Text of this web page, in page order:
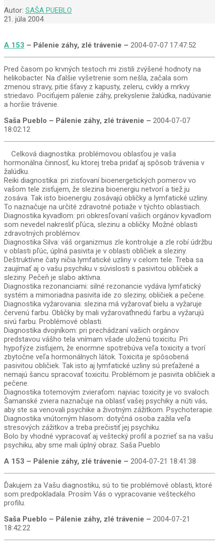
Autor: SAŠA PUEBLO
21. júla 2004
A 153 – Pálenie záhy, zlé trávenie – 2004-07-07 17:47:52
Pred časom po krvných testoch mi zistili zvýšené hodnoty na
helikobacter. Na ďalšie vyšetrenie som nešla, začala som
zmenou stravy, pitie šťavy z kapusty, zeleru, cvikly a mrkvy
striedavo. Pociťujem pálenie záhy, prekyslenie žalúdka, nadúvanie
a horšie trávenie.
Saša Pueblo – Pálenie záhy, zlé trávenie – 2004-07-07
18:02:12
Celková diagnostika: problémovou oblasťou je vaša
hormonálna činnosť, ku ktorej treba pridať aj spôsob trávenia v
žalúdku.
Reiki diagnostika: pri zisťovaní bioenergetických pomerov vo
vašom tele zisťujem, že slezina bioenergiu netvorí a tiež ju
zosáva. Tak isto bioenergiu zosávajú obličky a lymfatické uzliny.
To naznačuje na určité zdravotné potiaže v týchto oblastiach.
Diagnostika kyvadlom: pri obkresľovaní vašich orgánov kyvadlom
som nevedel nakresliť pľúca, slezinu a obličky. Možné oblasti
zdravotných problémov.
Diagnostika Silva: váš organizmus zle kontroluje a zle robí údržbu
v oblasti pľúc, úplná pasivita je v oblasti obličiek a sleziny.
Deštruktívne čaty ničia lymfatické uzliny v celom tele. Treba sa
zaujímať aj o vašu psychiku v súvislosti s pasivitou obličiek a
sleziny. Pečeň je slabo aktívna.
Diagnostika rezonanciami: silné rezonancie vydáva lymfatický
systém a mimoriadna pasivita ide zo sleziny, obličiek a pečene.
Diagnostika vyžarovania: slezina má vyžarovať bielu a vyžaruje
červenú farbu. Obličky by mali vyžarovaťhnedú farbu a vyžarujú
sivú farbu. Problémové oblasti.
Diagnostika dvojníkom: pri prechádzaní vašich orgánov
predstavou vášho tela vnímam všade uloženú toxicitu. Pri
hypofýze zisťujem, že enormne spotrebúva veľa toxicity a tvorí
zbytočne veľa hormonálnych látok. Toxicita je spôsobená
pasivitou obličiek. Tak isto aj lymfatické uzliny sú preťažené a
nemajú šancu spracovať toxicitu. Problémom je pasivita obličiek a
pečene.
Diagnostika totemovým zvieraťom: najviac toxicity je vo svaloch.
Šamanské zviera naznačuje na oblasť vašej psychiky a núti vás,
aby ste sa venovali psychike a životným zážitkom. Psychoterapie.
Diagnostika vnútorným hlasom: dotyčná osoba zažila veľa
stresových zážitkov a treba prečistiť jej psychiku.
Bolo by vhodné vypracovať aj veštecký profil a pozrieť sa na vašu
psychiku, aby sme mali úplný obraz. Saša Pueblo
A 153 – Pálenie záhy, zlé trávenie – 2004-07-21 18:41:38
Ďakujem za Vašu diagnostiku, sú to tie problémové oblasti, ktoré
som predpokladala. Prosím Vás o vypracovanie vešteckého
profilu.
Saša Pueblo – Pálenie záhy, zlé trávenie – 2004-07-21
18:42:22